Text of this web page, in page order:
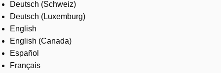
Where to buy
Contact us
Careers
Deutsch (Schweiz)
Deutsch (Luxemburg)
English
English (Canada)
Español
Français